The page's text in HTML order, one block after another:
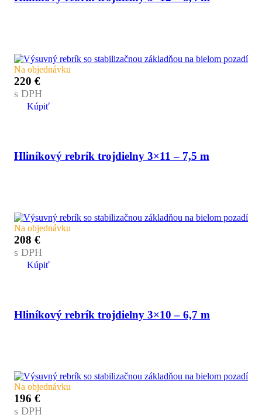
Na objednávku
220 €
s DPH
Kúpiť
Hliníkový rebrík trojdielny 3×11 – 7,5 m
Na objednávku
208 €
s DPH
Kúpiť
Hliníkový rebrík trojdielny 3×10 – 6,7 m
Na objednávku
196 €
s DPH